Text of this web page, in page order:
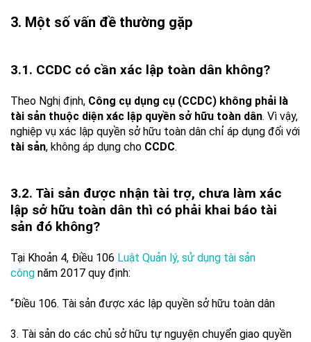
3. Một số vấn đề thường gặp
3.1. CCDC có cần xác lập toàn dân không?
Theo Nghị định, Công cụ dụng cụ (CCDC) không phải là
tài sản thuộc diện xác lập quyền sở hữu toàn dân. Vì vậy,
nghiệp vụ xác lập quyền sở hữu toàn dân chỉ áp dụng đối với
tài sản, không áp dụng cho CCDC.
3.2. Tài sản được nhận tài trợ, chưa làm xác
lập sở hữu toàn dân thì có phải khai báo tài
sản đó không?
Tại Khoản 4, Điều 106 Luật Quản lý, sử dụng tài sản
công năm 2017 quy định:
“Điều 106. Tài sản được xác lập quyền sở hữu toàn dân
3. Tài sản do các chủ sở hữu tự nguyện chuyển giao quyền